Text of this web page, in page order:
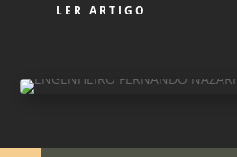
LER ARTIGO